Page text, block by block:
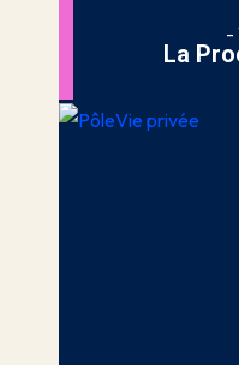
-
La